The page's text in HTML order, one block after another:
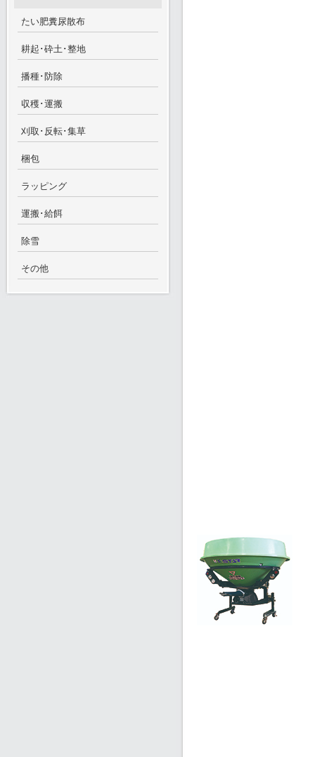
たい肥糞尿散布
耕起･砕土･整地
播種･防除
収穫･運搬
刈取･反転･集草
梱包
ラッピング
運搬･給餌
除雪
その他